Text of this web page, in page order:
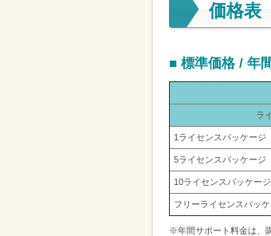
ス
ト
削
減
を
支
援
価格表
■ 標準価格 / 年
ラ
1ライセンスパッケージ
5ライセンスパッケージ
10ライセンスパッケージ
フリーライセンスパッ
※年間サポート料金は、